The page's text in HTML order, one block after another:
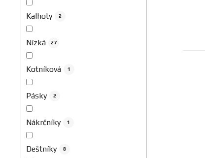
Kalhoty 2
Nízká 27
Kotníková 1
Pásky 2
Nákrčníky 1
Deštníky 8